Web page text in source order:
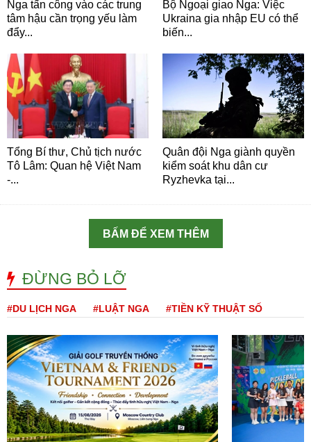
Nga tấn công vào các trung
tâm hậu cần trọng yếu làm
đẩy...
Bộ Ngoại giao Nga: Việc
Ukraina gia nhập EU có thể
biến...
Tổng Bí thư, Chủ tịch nước
Tô Lâm: Quan hệ Việt Nam
-...
Quân đội Nga giành quyền
kiểm soát khu dân cư
Ryzhevka tại...
BẤM ĐỂ XEM THÊM
ĐỪNG BỎ LỠ
#DU LỊCH NGA #LUẬT NGA #TIỀN KỸ THUẬT SỐ